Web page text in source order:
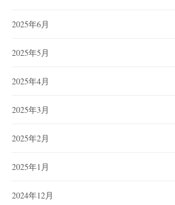
2025年6月
2025年5月
2025年4月
2025年3月
2025年2月
2025年1月
2024年12月